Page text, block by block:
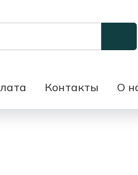
Контакты О